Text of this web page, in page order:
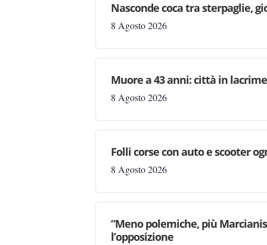
Nasconde coca tra sterpaglie,
8 Agosto 2026
Muore a 43 anni: città in
8 Agosto 2026
Folli corse con auto e scooter
8 Agosto 2026
“Meno polemiche, più
l’opposizione